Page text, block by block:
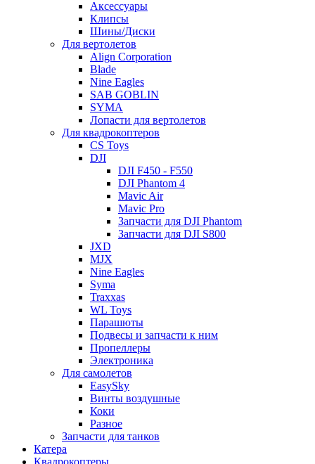
Аксессуары
Клипсы
Шины/Диски
Для вертолетов
Align Corporation
Blade
Nine Eagles
SAB GOBLIN
SYMA
Лопасти для вертолетов
Для квадрокоптеров
CS Toys
DJI
DJI F450 - F550
DJI Phantom 4
Mavic Air
Mavic Pro
Запчасти для DJI Phantom
Запчасти для DJI S800
JXD
MJX
Nine Eagles
Syma
Traxxas
WL Toys
Парашюты
Подвесы и запчасти к ним
Пропеллеры
Электроника
Для самолетов
EasySky
Винты воздушные
Коки
Разное
Запчасти для танков
Катера
Квадрокоптеры